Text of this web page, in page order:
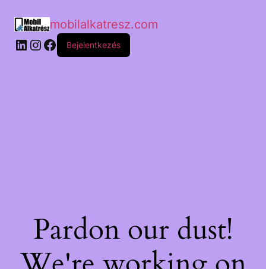
mobilalkatresz.com
Bejelentkezés
Pardon our dust!